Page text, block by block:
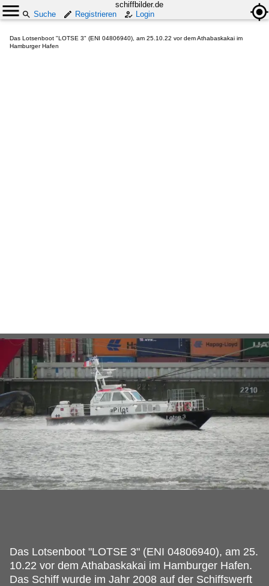
schiffbilder.de
Suche
Registrieren Login
Das Lotsenboot "LOTSE 3" (ENI 04806940), am 25.10.22 vor dem Athabaskakai im
Hamburger Hafen
Das Lotsenboot "LOTSE 3" (ENI 04806940), am 25.
10.22 vor dem Athabaskakai im Hamburger Hafen.
Das Schiff wurde im Jahr 2008 auf der Schiffswerft